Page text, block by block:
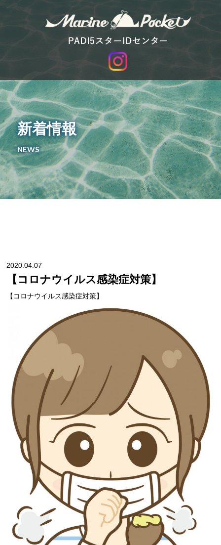
新着情報
NEWS
2020.04.07
【コロナウイルス感染症対策】
【コロナウイルス感染症対策】